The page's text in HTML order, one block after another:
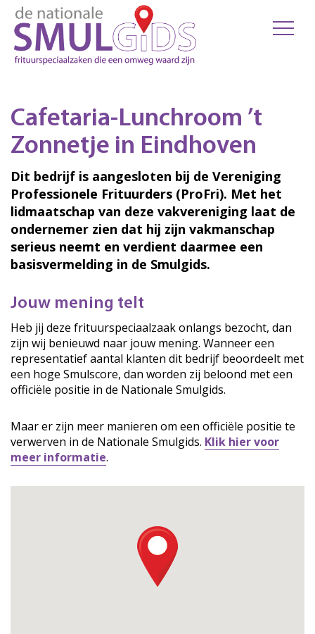
Cafetaria-Lunchroom ’t
Zonnetje in Eindhoven
Dit bedrijf is aangesloten bij de Vereniging
Professionele Frituurders (ProFri). Met het
lidmaatschap van deze vakvereniging laat de
ondernemer zien dat hij zijn vakmanschap
serieus neemt en verdient daarmee een
basisvermelding in de Smulgids.
Jouw mening telt
Heb jij deze frituurspeciaalzaak onlangs bezocht, dan
zijn wij benieuwd naar jouw mening. Wanneer een
representatief aantal klanten dit bedrijf beoordeelt met
een hoge Smulscore, dan worden zij beloond met een
officiële positie in de Nationale Smulgids.
Maar er zijn meer manieren om een officiële positie te
verwerven in de Nationale Smulgids. Klik hier voor
meer informatie.